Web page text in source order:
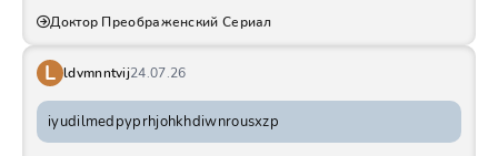
Доктор Преображенский Сериал
L ldvmnntvij24.07.26
iyudilmedpyprhjohkhdiwnrousxzp